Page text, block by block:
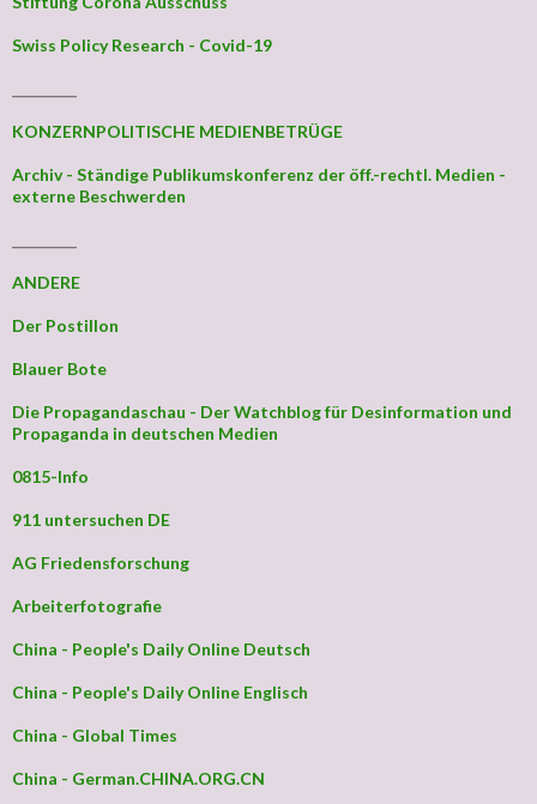
Swiss Policy Research - Covid-19
KONZERNPOLITISCHE MEDIENBETRÜGE
Archiv - Ständige Publikumskonferenz der öff.-rechtl. Medien -
externe Beschwerden
ANDERE
Der Postillon
Blauer Bote
Die Propagandaschau - Der Watchblog für Desinformation und
Propaganda in deutschen Medien
0815-Info
911 untersuchen DE
AG Friedensforschung
Arbeiterfotografie
China - People's Daily Online Deutsch
China - People's Daily Online Englisch
China - Global Times
China - German.CHINA.ORG.CN